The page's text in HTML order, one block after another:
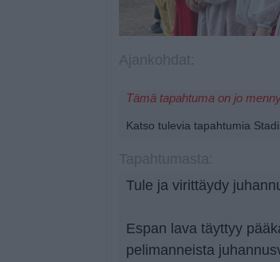
Tämä tapahtuma on jo
Katso tulevia tapahtumia
Tule ja virittäydy
Espan lava täyttyy
pelimanneista